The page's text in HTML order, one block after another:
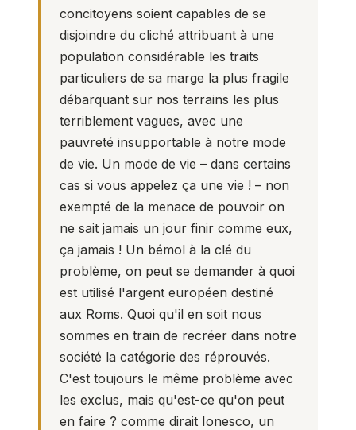
concitoyens soient capables de se
disjoindre du cliché attribuant à une
population considérable les traits
particuliers de sa marge la plus fragile
débarquant sur nos terrains les plus
terriblement vagues, avec une
pauvreté insupportable à notre mode
de vie. Un mode de vie – dans certains
cas si vous appelez ça une vie ! – non
exempté de la menace de pouvoir on
ne sait jamais un jour finir comme eux,
ça jamais ! Un bémol à la clé du
problème, on peut se demander à quoi
est utilisé l'argent européen destiné
aux Roms. Quoi qu'il en soit nous
sommes en train de recréer dans notre
société la catégorie des réprouvés.
C'est toujours le même problème avec
les exclus, mais qu'est-ce qu'on peut
en faire ? comme dirait Ionesco, un